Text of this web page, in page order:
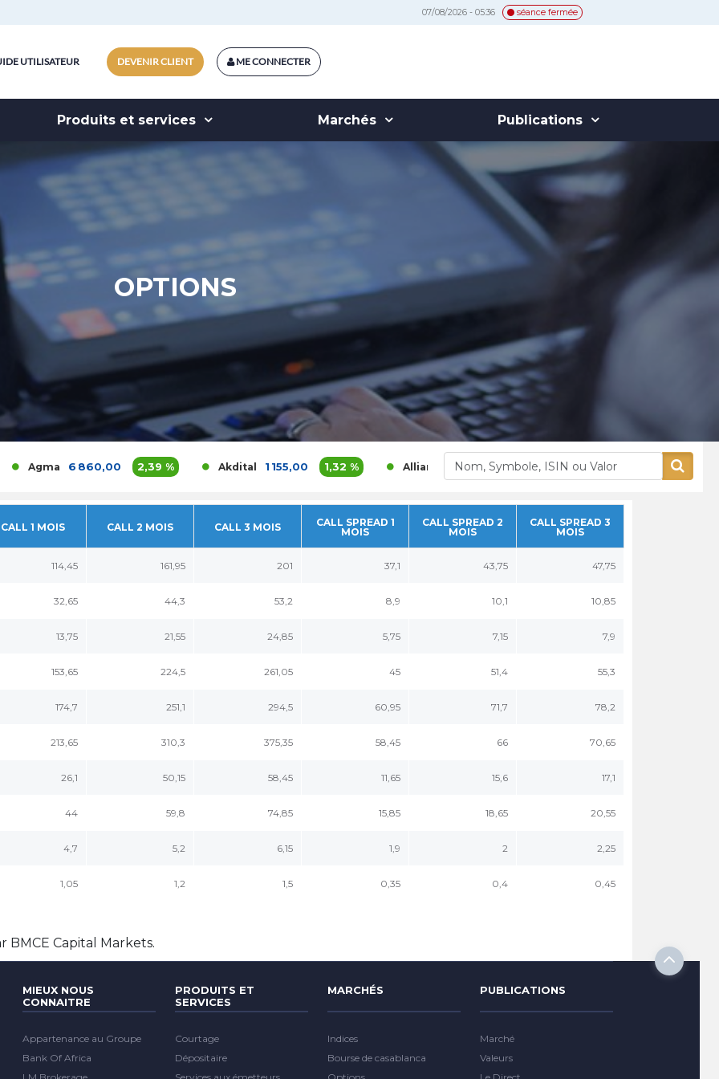
07/08/2026 - 05:36 séance fermée
ME CONNECTER
DEVENIR CLIENT
UTILISATEUR
Produits et services Marchés Publications
OPTIONS
Agma 6 860,00 2,39 % Akdital 1 155,00 1,32 % Alliances 380,00 0,8 % Aluminium Maroc 1 780,00
CALL 1 MOIS CALL 2 MOIS CALL 3 MOIS
CALL SPREAD 1
MOIS
CALL SPREAD 2
MOIS
CALL SPREAD 3
MOIS
114,45 161,95 201 37,1 43,75 47,75
32,65 44,3 53,2 8,9 10,1 10,85
13,75 21,55 24,85 5,75 7,15 7,9
153,65 224,5 261,05 45 51,4 55,3
174,7 251,1 294,5 60,95 71,7 78,2
213,65 310,3 375,35 58,45 66 70,65
26,1 50,15 58,45 11,65 15,6 17,1
44 59,8 74,85 15,85 18,65 20,55
4,7 5,2 6,15 1,9 2 2,25
1,05 1,2 1,5 0,35 0,4 0,45
Capital Markets.
MIEUX NOUS
CONNAITRE
Appartenance au Groupe
Bank Of Africa
PRODUITS ET
SERVICES
Courtage
Dépositaire
MARCHÉS
Indices
Bourse de casablanca
PUBLICATIONS
Marché
Valeurs